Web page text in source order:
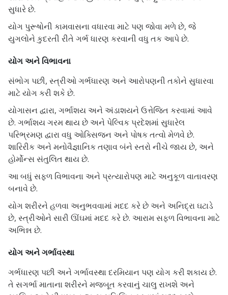
સુધારે છે.
યોગ પુરૂષોની કામવાસના વધારવા માટે પણ જોવા મળે છે, જે
યુગલોને કુદરતી રીતે ગર્ભ ધારણ કરવાની વધુ તક આપે છે.
યોગ અને વિભાવના
સંભોગ પછી, સ્ત્રીઓ ગર્ભધારણ અને આરોપણની તકોને સુધારવા
માટે યોગ કરી શકે છે.
યોગાસન દ્વારા, ગર્ભાશય અને અંડાશયને ઉત્તેજિત કરવામાં આવે
છે. ગર્ભાશય ગરમ થાય છે અને પેલ્વિક પ્રદેશમાં સુધારેલ
પરિભ્રમણ દ્વારા વધુ ઓક્સિજન અને પોષક તત્વો મેળવે છે.
શારિરીક અને મનોવૈજ્ઞાનિક તણાવ બંને સ્તરો નીચે જાય છે, અને
હોર્મોન્સ સંતુલિત થાય છે.
આ બધું સફળ વિભાવના અને પ્રત્યારોપણ માટે અનુકૂળ વાતાવરણ
બનાવે છે.
યોગ શરીરને હળવા અનુભવવામાં મદદ કરે છે અને અનિદ્રા ઘટાડે
છે, સ્ત્રીઓને સારી ઊંઘમાં મદદ કરે છે. આરામ સફળ વિભાવના માટે
અભિન્ન છે.
યોગ અને ગર્ભાવસ્થા
ગર્ભધારણ પછી અને ગર્ભાવસ્થા દરમિયાન પણ યોગ કરી શકાય છે.
તે સગર્ભા માતાના શરીરને મજબૂત કરવાનું ચાલુ રાખશે અને